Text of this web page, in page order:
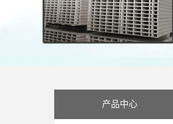
产品中心